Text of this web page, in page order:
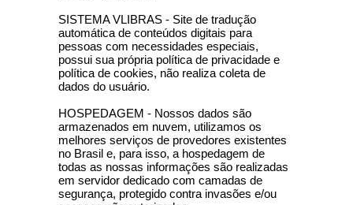
SISTEMA VLIBRAS - Site de tradução
automática de conteúdos digitais para
pessoas com necessidades especiais,
possui sua própria política de privacidade e
política de cookies, não realiza coleta de
dados do usuário.
HOSPEDAGEM - Nossos dados são
armazenados em nuvem, utilizamos os
melhores serviços de provedores existentes
no Brasil e, para isso, a hospedagem de
todas as nossas informações são realizadas
em servidor dedicado com camadas de
segurança, protegido contra invasões e/ou